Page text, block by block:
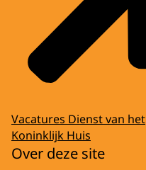
Vacatures Dienst van het
Koninklijk Huis
Over deze site